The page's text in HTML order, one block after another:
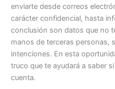
enviarte desde correos
carácter confidencial, hasta
conclusión son datos que no
manos de terceras personas,
intenciones. En esta
truco que te ayudará a saber
cuenta.